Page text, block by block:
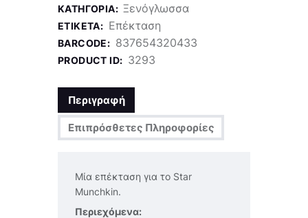
ΚΑΤΗΓΟΡΊΑ: Ξενόγλωσσα
ΕΤΙΚΈΤΑ: Επέκταση
BARCODE: 837654320433
PRODUCT ID: 3293
Περιγραφή
Επιπρόσθετες Πληροφορίες
Μία επέκταση για το Star
Munchkin.
Περιεχόμενα: